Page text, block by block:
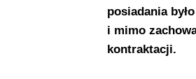
posiadania
i mimo
kontraktacji.